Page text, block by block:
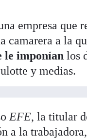
empresa que
camarera a la
le imponían los
y medias.
EFE, la titular
a la